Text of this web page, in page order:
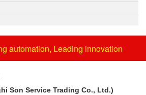
automation, Leading innovation
Son Service Trading Co., Ltd.)